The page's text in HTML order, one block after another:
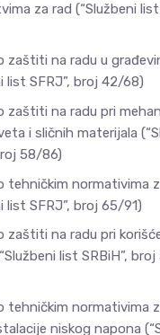
za rad (“Službeni list
zaštiti na radu u
list SFRJ”, broj 42/68)
zaštiti na radu pri
i sličnih materijala
58/86)
tehničkim normativima
list SFRJ”, broj 65/91)
zaštiti na radu pri
list SRBiH”,
tehničkim normativima
niskog napona